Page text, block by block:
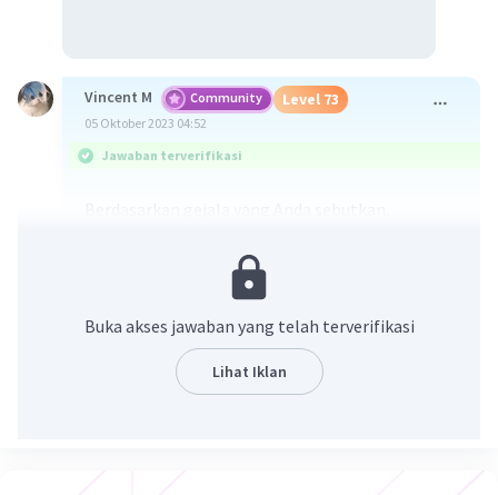
Vincent M Community Level 73
05 Oktober 2023 04:52
Jawaban terverifikasi
. Gejala seperti bintik-bintik merah dan
gatal-gatal pada organ kelamin luar serta rasa
nyeri ketika buang air kecil adalah ciri-ciri umum
dari infeksi herpes genital. Herpes genital
disebabkan oleh virus herpes simpleks tipe 2
(HSV-2) dan dapat menyebabkan gejala seperti
Buka akses jawaban yang telah terverifikasi
Lihat Iklan